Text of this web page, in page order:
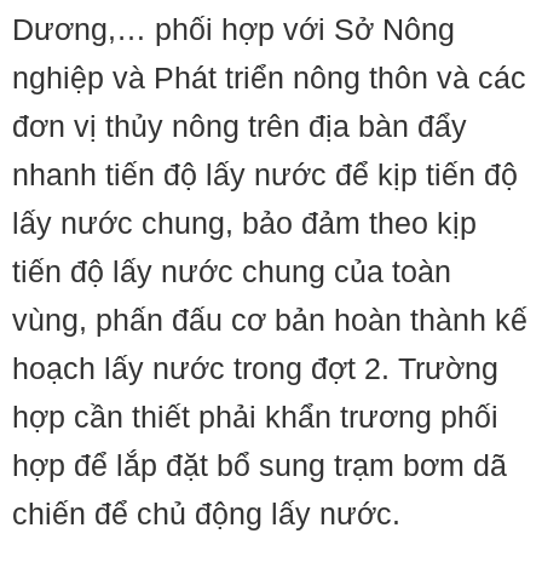
Dương,… phối hợp với Sở Nông
nghiệp và Phát triển nông thôn và các
đơn vị thủy nông trên địa bàn đẩy
nhanh tiến độ lấy nước để kịp tiến độ
lấy nước chung, bảo đảm theo kịp
tiến độ lấy nước chung của toàn
vùng, phấn đấu cơ bản hoàn thành kế
hoạch lấy nước trong đợt 2. Trường
hợp cần thiết phải khẩn trương phối
hợp để lắp đặt bổ sung trạm bơm dã
chiến để chủ động lấy nước.